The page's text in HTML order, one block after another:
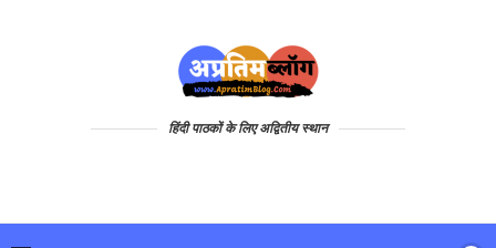
हिंदी पाठकों के लिए अद्वितीय स्थान